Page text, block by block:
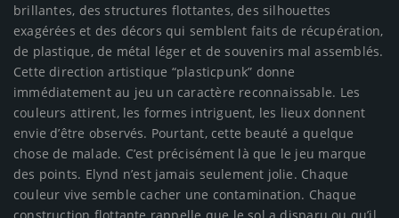
brillantes, des structures flottantes, des silhouettes
exagérées et des décors qui semblent faits de récupération,
de plastique, de métal léger et de souvenirs mal assemblés.
Cette direction artistique “plasticpunk” donne
immédiatement au jeu un caractère reconnaissable. Les
couleurs attirent, les formes intriguent, les lieux donnent
envie d’être observés. Pourtant, cette beauté a quelque
chose de malade. C’est précisément là que le jeu marque
des points. Elynd n’est jamais seulement jolie. Chaque
couleur vive semble cacher une contamination. Chaque